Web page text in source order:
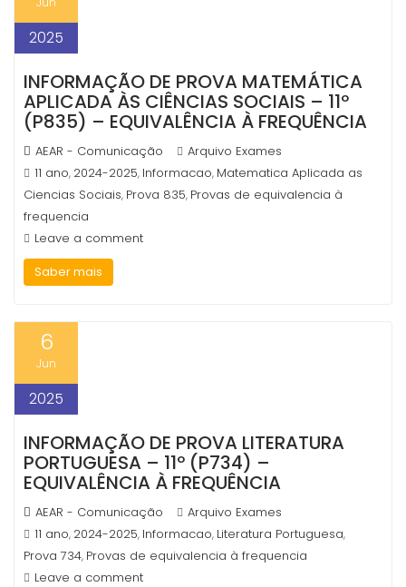
2025
INFORMAÇÃO DE PROVA MATEMÁTICA
APLICADA ÀS CIÊNCIAS SOCIAIS – 11º
(P835) – EQUIVALÊNCIA À FREQUÊNCIA
AEAR - Comunicação
Arquivo Exames
11 ano, 2024-2025, Informacao, Matematica Aplicada as
Ciencias Sociais, Prova 835, Provas de equivalencia à
frequencia
Leave a comment
Saber mais
6
Jun
2025
INFORMAÇÃO DE PROVA LITERATURA
PORTUGUESA – 11º (P734) –
EQUIVALÊNCIA À FREQUÊNCIA
AEAR - Comunicação
Arquivo Exames
11 ano, 2024-2025, Informacao, Literatura Portuguesa,
Prova 734, Provas de equivalencia à frequencia
Leave a comment